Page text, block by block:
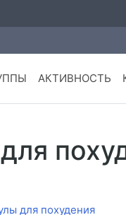
АКТИВНОСТЬ